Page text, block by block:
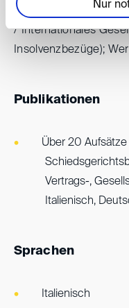
Nur
der
/ Internationales
Insolvenzbezüge);
Publikationen
Über 20
Vertrags-,
Italienisch,
Sprachen
Italienisch